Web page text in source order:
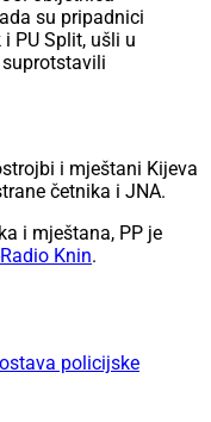
su pripadnici
PU Split, ušli u
i mještani Kijeva
četnika i JNA.
i mještana, PP je
Radio Knin.
policijske